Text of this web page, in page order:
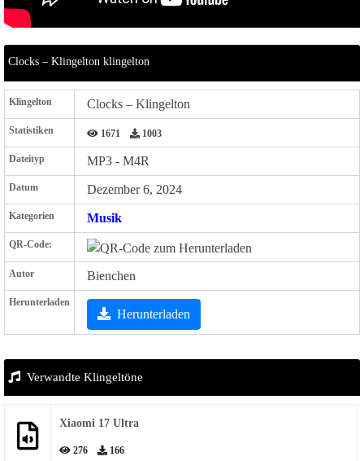
Clocks – Klingelton klingelton
Klingelton Clocks – Klingelton
Statistiken 1671 1003
Dateityp MP3 - M4R
Datum Dezember 6, 2024
Kategorien Musik
QR-Code:
Autor Bienchen
Herunterladen
Herunterladen
Verwandte Klingeltöne
Xiaomi 17 Ultra
276 166